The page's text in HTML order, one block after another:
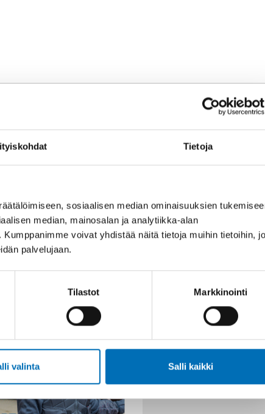
Tietoja
sosiaalisen median ominaisuuksien
median, mainosalan ja analytiikka-alan
voivat yhdistää näitä tietoja muihin tietoihin,
palvelujaan.
Tilastot Markkinointi
valinta Salli kaikki
sisältöä